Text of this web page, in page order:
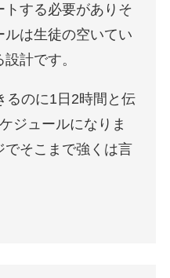
する必要がありそ
ルは生徒の空いてい
計です。
るのに1日2時間と伝
ジュールになりま
でそこまで強くは言